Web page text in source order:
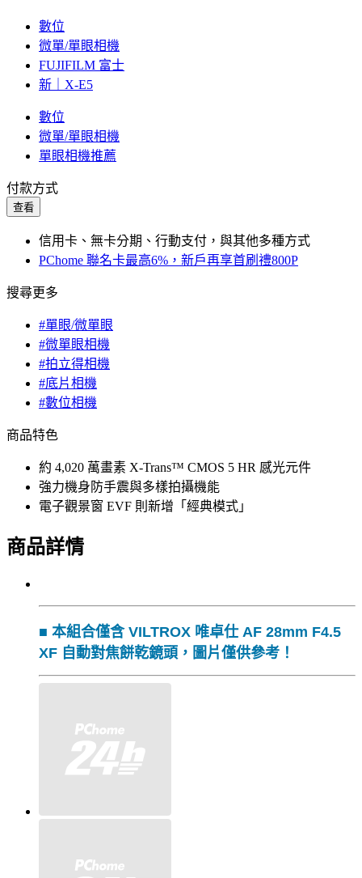
數位
微單/單眼相機
FUJIFILM 富士
新｜X-E5
數位
微單/單眼相機
單眼相機推薦
付款方式
查看
信用卡、無卡分期、行動支付，與其他多種方式
PChome 聯名卡最高6%，新戶再享首刷禮800P
搜尋更多
#單眼/微單眼
#微單眼相機
#拍立得相機
#底片相機
#數位相機
商品特色
約 4,020 萬畫素 X-Trans™ CMOS 5 HR 感光元件
強力機身防手震與多樣拍攝機能
電子觀景窗 EVF 則新增「經典模式」
商品詳情
■ 本組合僅含 VILTROX 唯卓仕 AF 28mm F4.5
XF 自動對焦餅乾鏡頭，圖片僅供參考！